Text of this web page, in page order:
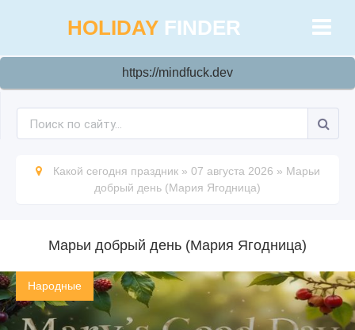
HOLIDAY FINDER
https://mindfuck.dev
Какой сегодня праздник » 07 августа 2026 » Марьи
добрый день (Мария Ягодница)
Марьи добрый день (Мария Ягодница)
Народные